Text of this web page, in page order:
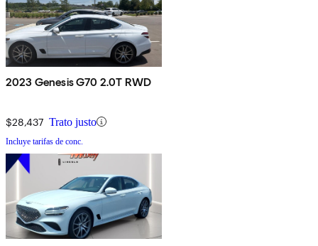
2023 Genesis G70 2.0T RWD
$28,437 Trato justo
Incluye tarifas de conc.